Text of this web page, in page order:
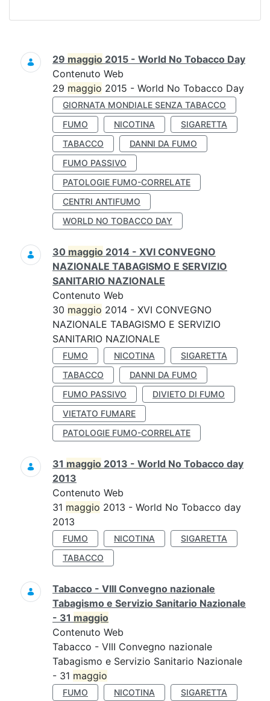
Ricerca
29 maggio 2015 - World No Tobacco Day
Contenuto Web
29 maggio 2015 - World No Tobacco Day
GIORNATA MONDIALE SENZA TABACCO
FUMO
NICOTINA
SIGARETTA
TABACCO
DANNI DA FUMO
FUMO PASSIVO
PATOLOGIE FUMO-CORRELATE
CENTRI ANTIFUMO
WORLD NO TOBACCO DAY
30 maggio 2014 - XVI CONVEGNO
NAZIONALE TABAGISMO E SERVIZIO
SANITARIO NAZIONALE
Contenuto Web
30 maggio 2014 - XVI CONVEGNO
NAZIONALE TABAGISMO E SERVIZIO
SANITARIO NAZIONALE
FUMO NICOTINA
SIGARETTA
TABACCO
DANNI DA FUMO
FUMO PASSIVO
DIVIETO DI FUMO
VIETATO FUMARE
PATOLOGIE FUMO-CORRELATE
31 maggio 2013 - World No Tobacco day
2013
Contenuto Web
31 maggio 2013 - World No Tobacco day
2013
FUMO NICOTINA
SIGARETTA
TABACCO
Tabacco - VIII Convegno nazionale
Tabagismo e Servizio Sanitario Nazionale
- 31 maggio
Contenuto Web
Tabacco - VIII Convegno nazionale
Tabagismo e Servizio Sanitario Nazionale
- 31 maggio
FUMO NICOTINA
SIGARETTA